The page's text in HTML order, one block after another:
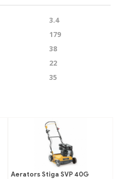
3.4
179
38
22
35
Aerators Stiga SVP 40G